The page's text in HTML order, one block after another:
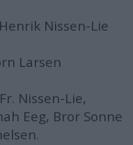
Nissen-Lie
Larsen
Nissen-Lie,
Eeg, Bror Sonne